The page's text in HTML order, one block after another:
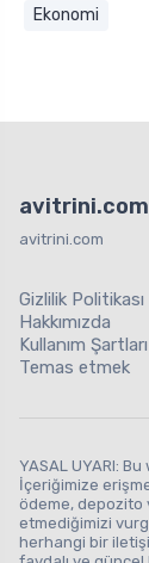
Ekonomi
avitrini.com
avitrini.com
Gizlilik Politikası
Hakkımızda
Kullanım Şartları
Temas etmek
YASAL UYARI:
İçeriğimize
ödeme, depozito
etmediğimizi
herhangi bir